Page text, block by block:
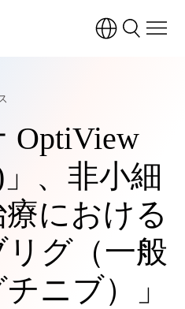
OptiView
、非小細
における
リグ（一般
ニブ）」